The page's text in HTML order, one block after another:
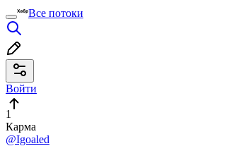
Все потоки
Войти
1
Карма
@Igoaled